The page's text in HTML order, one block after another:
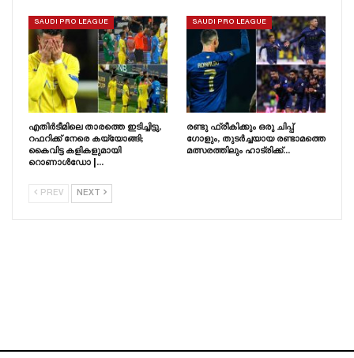
SAUDI PRO LEAGUE
എതിർടീമിലെ താരത്തെ ഇടിച്ചിട്ടു,
റഫറിക്ക് നേരെ കയ്യോങ്ങി;
കൈവിട്ട കളികളുമായി
റൊണാൾഡോ |…
SAUDI PRO LEAGUE
രണ്ടു ഫ്രീകിക്കും ഒരു ചിപ്പ്
ഗോളും, തുടർച്ചയായ രണ്ടാമത്തെ
മത്സരത്തിലും ഹാട്രിക്ക്…
PREV NEXT